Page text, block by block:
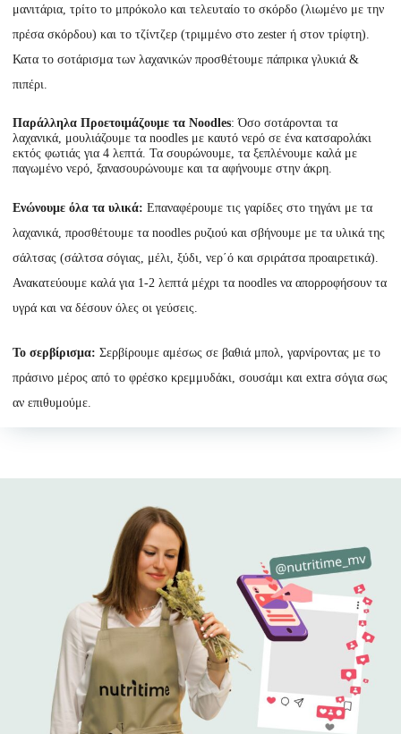
μανιτάρια, τρίτο το μπρόκολο και τελευταίο το σκόρδο (λιωμένο με την
πρέσα σκόρδου) και το τζίντζερ (τριμμένο στο zester ή στον τρίφτη).
Κατα το σοτάρισμα των λαχανικών προσθέτουμε πάπρικα γλυκιά &
πιπέρι.
Παράλληλα Προετοιμάζουμε τα Noodles: Όσο σοτάρονται τα
λαχανικά, μουλιάζουμε τα noodles με καυτό νερό σε ένα κατσαρολάκι
εκτός φωτιάς για 4 λεπτά. Τα σουρώνουμε, τα ξεπλένουμε καλά με
παγωμένο νερό, ξανασουρώνουμε και τα αφήνουμε στην άκρη.
Ενώνουμε όλα τα υλικά: Επαναφέρουμε τις γαρίδες στο τηγάνι με τα
λαχανικά, προσθέτουμε τα noodles ρυζιού και σβήνουμε με τα υλικά της
σάλτσας (σάλτσα σόγιας, μέλι, ξύδι, νερ΄ό και σριράτσα προαιρετικά).
Ανακατεύουμε καλά για 1-2 λεπτά μέχρι τα noodles να απορροφήσουν τα
υγρά και να δέσουν όλες οι γεύσεις.
Το σερβίρισμα: Σερβίρουμε αμέσως σε βαθιά μπολ, γαρνίροντας με το
πράσινο μέρος από το φρέσκο κρεμμυδάκι, σουσάμι και extra σόγια σως
αν επιθυμούμε.